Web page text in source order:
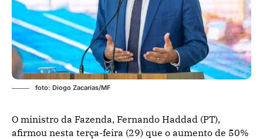
foto: Diogo Zacarias/MF
O ministro da Fazenda, Fernando Haddad (PT),
afirmou nesta terça-feira (29) que o aumento de 50%